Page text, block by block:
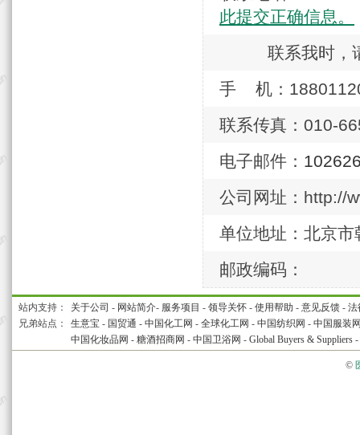
此提交正确信息。
联系我时，
手 机：
联系传真：010-
电子邮件：
公司网址：http://
单位地址：北京
邮政编码：
站内支持： 关于公司 - 网站简介- 服务项目 - 领导关怀 - 使用帮助 - 意见反馈 - 法
兄弟站点：
生意宝 - 国贸通 - 中国化工网 - 全球化工网 - 中国纺织网 - 中国服装
中国化妆品网 - 糖酒招商网 - 中国卫浴网 - Global Buyers & Suppliers -
©